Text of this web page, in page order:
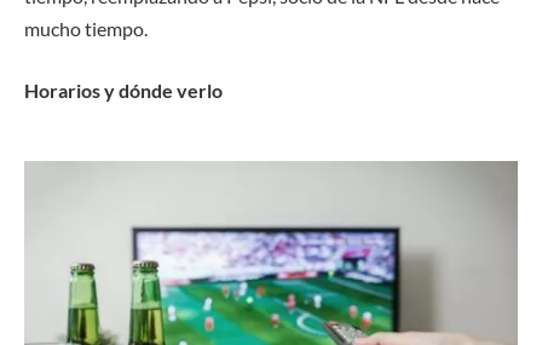
mucho tiempo.
Horarios y dónde verlo